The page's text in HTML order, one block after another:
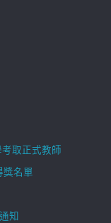
取正式教師
獎名單
知